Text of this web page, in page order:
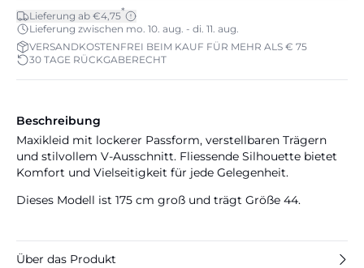
Lieferung ab €4,75*
Lieferung zwischen mo. 10. aug. - di. 11. aug.
VERSANDKOSTENFREI BEIM KAUF FÜR MEHR ALS € 75
30 TAGE RÜCKGABERECHT
Beschreibung
Maxikleid mit lockerer Passform, verstellbaren Trägern
und stilvollem V-Ausschnitt. Fliessende Silhouette bietet
Komfort und Vielseitigkeit für jede Gelegenheit.
Dieses Modell ist 175 cm groß und trägt Größe 44.
Über das Produkt